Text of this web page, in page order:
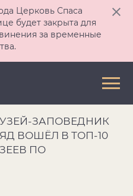
Церковь Спаса
будет закрыта для
за временные
ЗАПОВЕДНИК
ВОШЁЛ В ТОП-10
ПО